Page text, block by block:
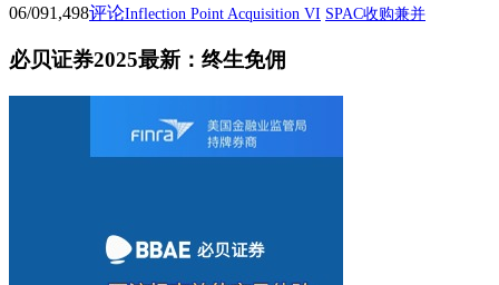
06/091,498评论Inflection Point Acquisition VI SPAC收购兼并
必贝证券2025最新：终生免佣